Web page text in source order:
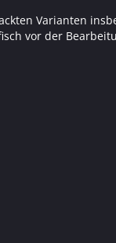
Varianten
vor der